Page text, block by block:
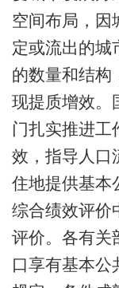
空间布局，因
定或流出的城
的数量和结构
现提质增效。
门扎实推进工
效，指导人口
住地提供基本
综合绩效评价
评价。各有关
口享有基本公